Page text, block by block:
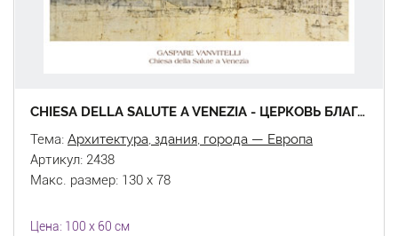
CHIESA DELLA SALUTE A VENEZIA - ЦЕРКОВЬ БЛАГОДЕНСТВИЯ В ВЕНЕЦИИ
Тема: Архитектура, здания, города — Европа
Артикул: 2438
Макс. размер: 130 x 78
Цена: 100 x 60 см